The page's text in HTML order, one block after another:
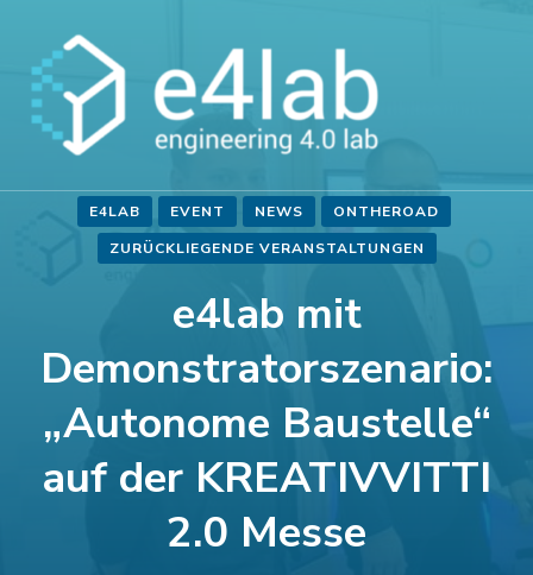
Inhalt
springen
(Enter
E4LAB EVENT NEWS
ONTHEROAD
ZURÜCKLIEGENDE VERANSTALTUNGEN
e4lab mit
Demonstratorszenario:
„Autonome Baustelle“
auf der KREATIVVITTI
2.0 Messe